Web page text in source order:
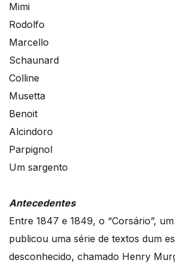
Mimi
Rodolfo
Marcello
Schaunard
Colline
Musetta
Benoit
Alcindoro
Parpignol
Um sargento
Antecedentes
Entre 1847 e 1849, o “Corsário”,
publicou uma série de textos dum
desconhecido, chamado Henry